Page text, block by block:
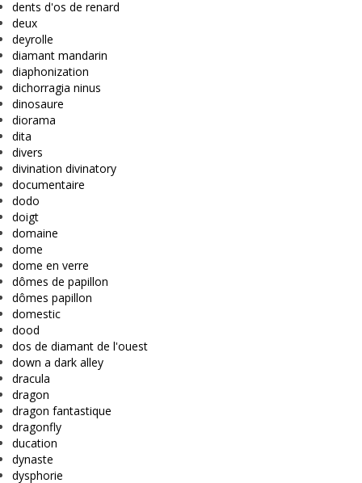
dents d'os de renard
deux
deyrolle
diamant mandarin
diaphonization
dichorragia ninus
dinosaure
diorama
dita
divers
divination divinatory
documentaire
dodo
doigt
domaine
dome
dome en verre
dômes de papillon
dômes papillon
domestic
dood
dos de diamant de l'ouest
down a dark alley
dracula
dragon
dragon fantastique
dragonfly
ducation
dynaste
dysphorie